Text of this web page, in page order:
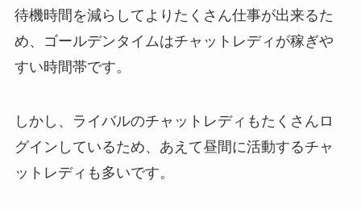
待機時間を減らしてよりたくさん仕事が出来るた
め、ゴールデンタイムはチャットレディが稼ぎや
すい時間帯です。
しかし、ライバルのチャットレディもたくさんロ
グインしているため、あえて昼間に活動するチャ
ットレディも多いです。